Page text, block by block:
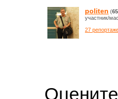
politen (
участник/
27